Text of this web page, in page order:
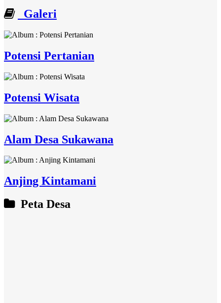
Galeri
Potensi Pertanian
Potensi Wisata
Alam Desa Sukawana
Anjing Kintamani
Peta Desa